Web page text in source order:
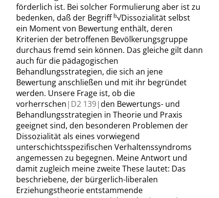
förderlich ist. Bei solcher Formulierung aber ist zu
bedenken, daß der Begriff b√Dissozialität selbst
ein Moment von Bewertung enthält, deren
Kriterien der betroffenen Bevölkerungsgruppe
durchaus fremd sein können. Das gleiche gilt dann
auch für die pädagogischen
Behandlungsstrategien, die sich an jene
Bewertung anschließen und mit ihr begründet
werden. Unsere Frage ist, ob die
vorherrschen | D2 139|den Bewertungs- und
Behandlungsstrategien in Theorie und Praxis
geeignet sind, den besonderen Problemen der
Dissozialität als eines vorwiegend
unterschichtsspezifischen Verhaltenssyndroms
angemessen zu begegnen. Meine Antwort und
damit zugleich meine zweite These lautet: Das
beschriebene, der bürgerlich-liberalen
Erziehungstheorie entstammende